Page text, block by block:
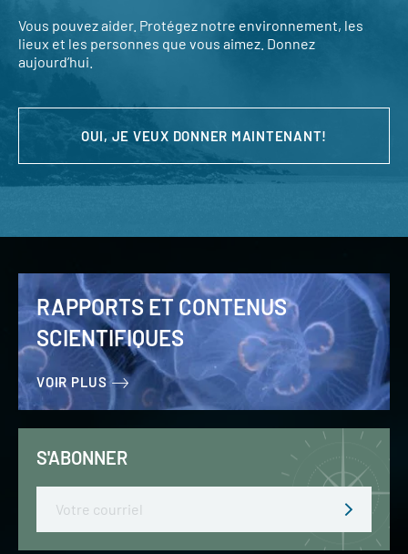
Vous pouvez aider. Protégez notre environnement, les
lieux et les personnes que vous aimez. Donnez
aujourd’hui.
OUI, JE VEUX DONNER MAINTENANT!
RAPPORTS ET CONTENUS
SCIENTIFIQUES
VOIR PLUS
S'ABONNER
Email